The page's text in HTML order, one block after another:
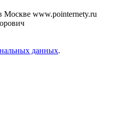
Москве www.pointernety.ru
данных.